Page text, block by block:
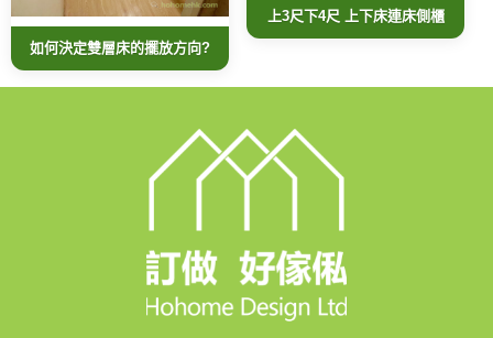
如何決定雙層床的擺放方向?
上3尺下4尺 上下床連床側櫃